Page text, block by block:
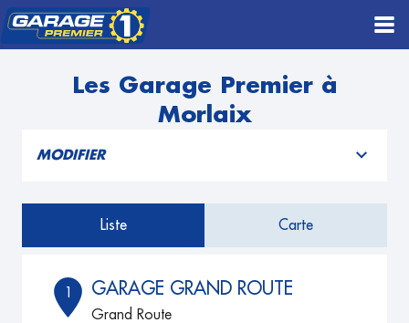
Les Garage Premier à
Morlaix
MODIFIER
Liste Carte
1 GARAGE GRAND ROUTE
Grand Route